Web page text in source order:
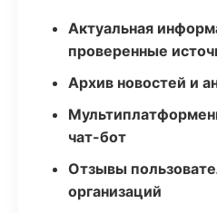
Актуальная
проверенные
Архив новостей и
чат-бот
Отзывы
организаций